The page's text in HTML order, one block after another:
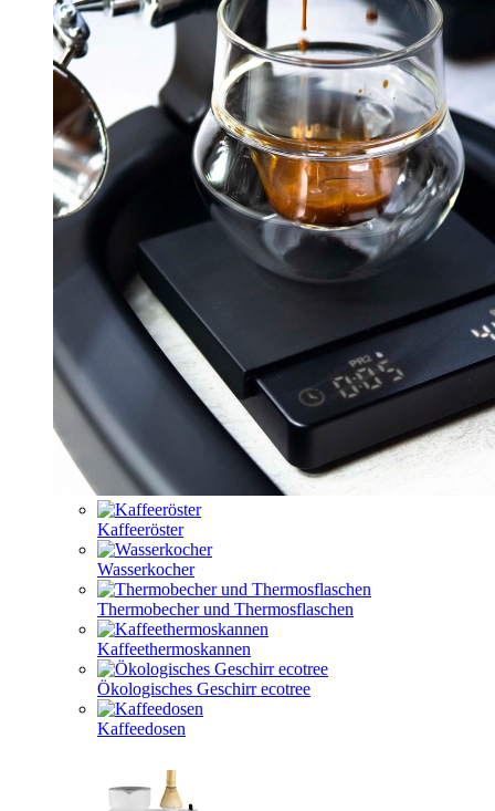
Kaffeeröster
Wasserkocher
Thermobecher und Thermosflaschen
Kaffeethermoskannen
Ökologisches Geschirr ecotree
Kaffeedosen